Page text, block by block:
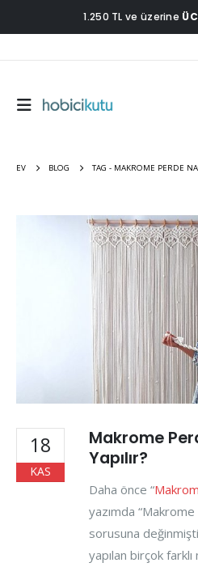
1.250 TL ve üzerine
EV BLOG TAG - MAKROME PERDE
18
KAS
Makrome
Yapılır?
Daha önce “
yazımda
sorusuna
yapılan birçok